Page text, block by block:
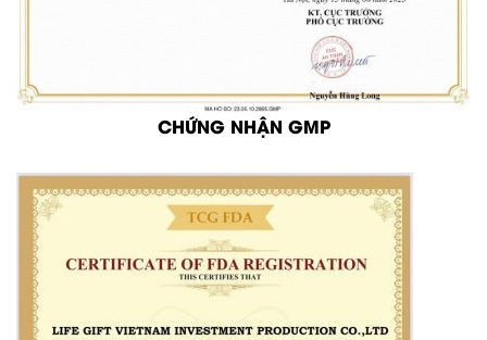
CHỨNG NHẬN GMP